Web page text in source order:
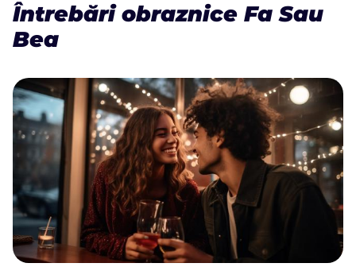
Întrebări obraznice Fa Sau
Bea